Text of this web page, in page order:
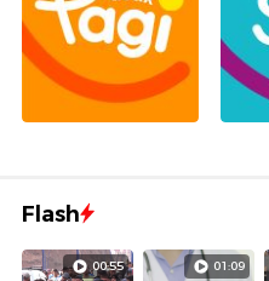
Flash
00:55 01:09